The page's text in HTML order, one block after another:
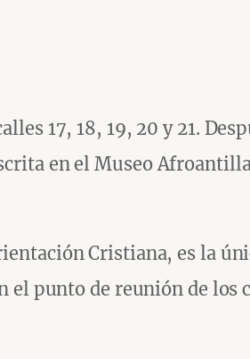
17, 18, 19, 20 y 21.
en el Museo
Cristiana, es la
el punto de reunión de